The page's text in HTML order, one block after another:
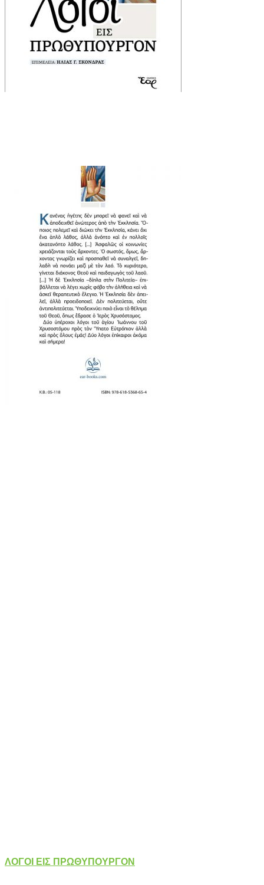
ΛΟΓΟΙ ΕΙΣ ΠΡΩΘΥΠΟΥΡΓΟΝ